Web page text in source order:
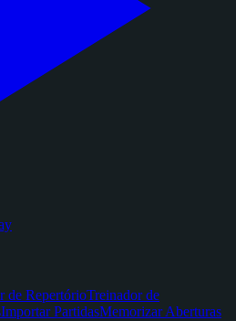
de RepertórioTreinador de
Importar PartidasMemorizar Aberturas